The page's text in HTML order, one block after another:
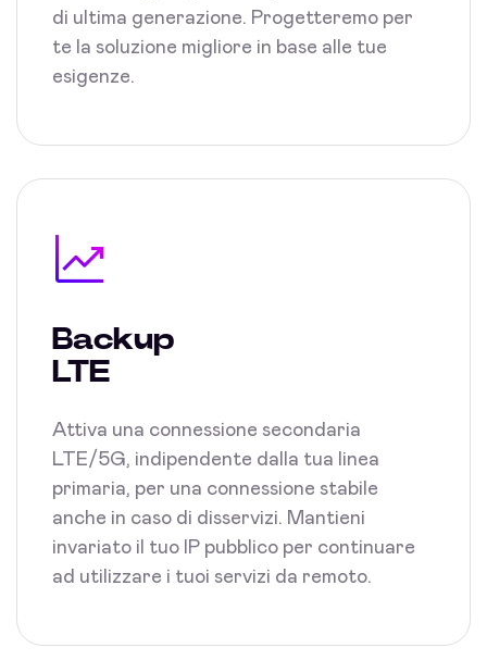
di ultima generazione. Progetteremo per
te la soluzione migliore in base alle tue
esigenze.
Backup
LTE
Attiva una connessione secondaria
LTE/5G, indipendente dalla tua linea
primaria, per una connessione stabile
anche in caso di disservizi. Mantieni
invariato il tuo IP pubblico per continuare
ad utilizzare i tuoi servizi da remoto.